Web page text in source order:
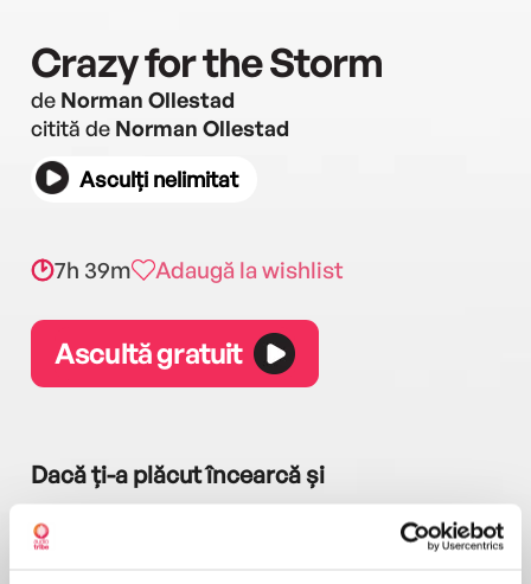
Crazy for the Storm
de Norman Ollestad
citită de Norman Ollestad
Asculți nelimitat
7h 39m Adaugă la wishlist
Ascultă gratuit
Dacă ți-a plăcut încearcă și